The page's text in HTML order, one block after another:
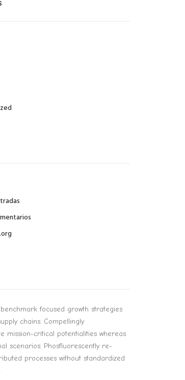
focused growth strategies
chains. Compellingly
mission-critical potentialities whereas
scenarios. Phosfluorescently re-
processes without standardized